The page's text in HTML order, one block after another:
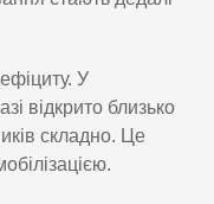
У
відкрито близько
складно. Це